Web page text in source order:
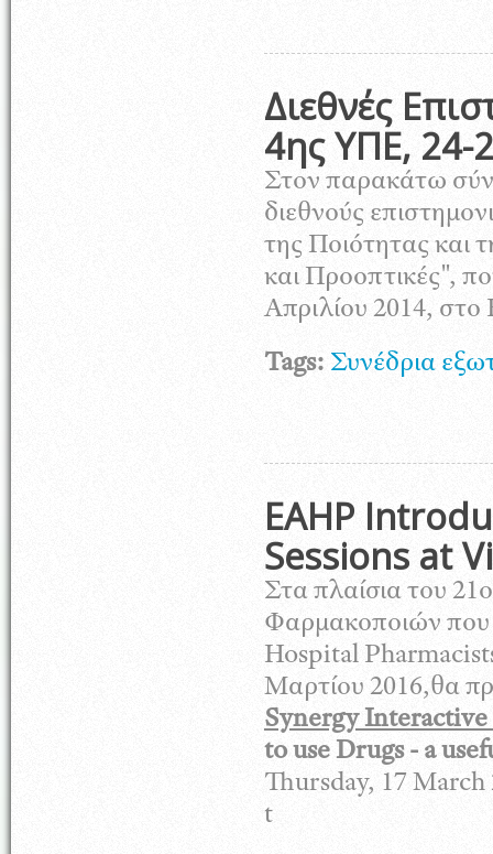
Διεθνές
4ης ΥΠΕ, 24-
Στον παρακάτω
διεθνούς
της Ποιότητας και
και Προοπτικές",
Απριλίου 2014, στο
Tags: Συνέδρια
EAHP
Sessions at
Στα πλαίσια του 21
Φαρμακοποιών
Hospital
Μαρτίου 2016,θα
Synergy Interactive
to use Drugs - a
Thursday, 17
t